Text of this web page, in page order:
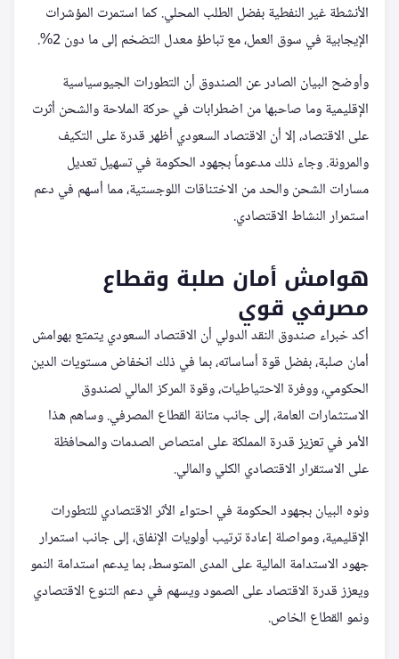
الأنشطة غير النفطية بفضل الطلب المحلي. كما استمرت المؤشرات
الإيجابية في سوق العمل، مع تباطؤ معدل التضخم إلى ما دون 2%.
وأوضح البيان الصادر عن الصندوق أن التطورات الجيوسياسية
الإقليمية وما صاحبها من اضطرابات في حركة الملاحة والشحن أثرت
على الاقتصاد، إلا أن الاقتصاد السعودي أظهر قدرة على التكيف
والمرونة. وجاء ذلك مدعوماً بجهود الحكومة في تسهيل تعديل
مسارات الشحن والحد من الاختناقات اللوجستية، مما أسهم في دعم
استمرار النشاط الاقتصادي.
هوامش أمان صلبة وقطاع
مصرفي قوي
أكد خبراء صندوق النقد الدولي أن الاقتصاد السعودي يتمتع بهوامش
أمان صلبة، بفضل قوة أساساته، بما في ذلك انخفاض مستويات الدين
الحكومي، ووفرة الاحتياطيات، وقوة المركز المالي لصندوق
الاستثمارات العامة، إلى جانب متانة القطاع المصرفي. وساهم هذا
الأمر في تعزيز قدرة المملكة على امتصاص الصدمات والمحافظة
على الاستقرار الاقتصادي الكلي والمالي.
ونوه البيان بجهود الحكومة في احتواء الأثر الاقتصادي للتطورات
الإقليمية، ومواصلة إعادة ترتيب أولويات الإنفاق، إلى جانب استمرار
جهود الاستدامة المالية على المدى المتوسط، بما يدعم استدامة النمو
ويعزز قدرة الاقتصاد على الصمود ويسهم في دعم التنوع الاقتصادي
ونمو القطاع الخاص.